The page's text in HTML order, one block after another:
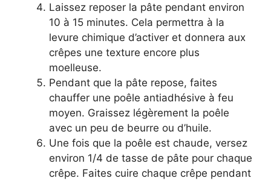
Laissez reposer la pâte pendant environ
10 à 15 minutes. Cela permettra à la
levure chimique d’activer et donnera aux
crêpes une texture encore plus
moelleuse.
Pendant que la pâte repose, faites
chauffer une poêle antiadhésive à feu
moyen. Graissez légèrement la poêle
avec un peu de beurre ou d’huile.
Une fois que la poêle est chaude, versez
environ 1/4 de tasse de pâte pour chaque
crêpe. Faites cuire chaque crêpe pendant